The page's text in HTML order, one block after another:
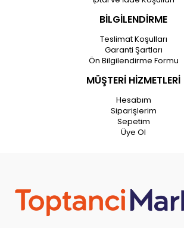
BİLGİLENDİRME
Teslimat Koşulları
Garanti Şartları
Ön Bilgilendirme Formu
MÜŞTERİ HİZMETLERİ
Hesabım
Siparişlerim
Sepetim
Üye Ol